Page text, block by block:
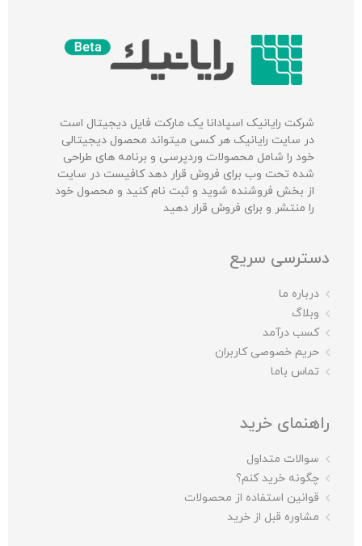
شرکت‌ رایانیک اسپادانا یک مارکت فایل دیجیتال است
در سایت رایانیک هر کسی میتواند محصول دیجیتالی
خود را شامل محصولات وردپرسی و برنامه های طراحی
شده تحت وب برای فروش قرار دهد کافیست در سایت
از بخش فروشنده شوید و ثبت نام کنید و محصول خود
را منتشر و برای فروش قرار دهید
دسترسی سریع
درباره ما
وبلاگ
کسب درآمد
حریم خصوصی کاربران
تماس باما
راهنمای خرید
سوالات متداول
چگونه خرید کنم؟
قوانین استفاده از محصولات
مشاوره قبل از خرید